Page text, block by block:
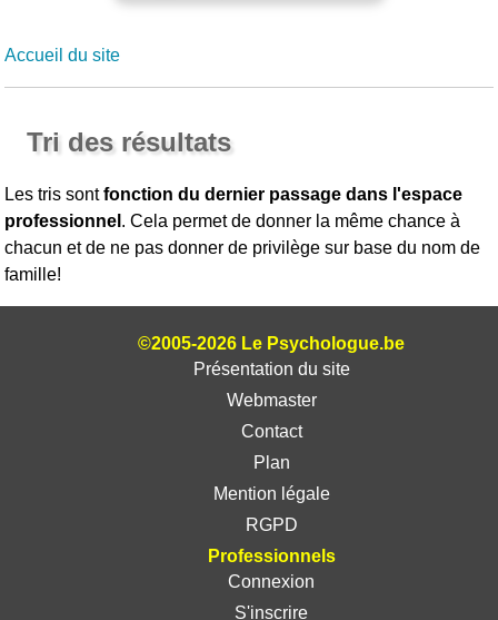
Accueil du site
Tri des résultats
Les tris sontfonction du dernier passage dans l'espace
professionnel . Cela permet de donner la même chance à
chacun et de ne pas donner de privilège sur base du nom de
famille!
©2005-2026 Le Psychologue.be
Présentation du site
Webmaster
Contact
Plan
Mention légale
RGPD
Professionnels
Connexion
S'inscrire